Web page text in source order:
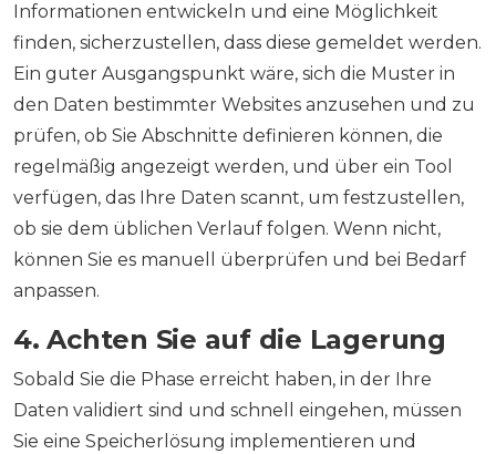
Informationen entwickeln und eine Möglichkeit
finden, sicherzustellen, dass diese gemeldet werden.
Ein guter Ausgangspunkt wäre, sich die Muster in
den Daten bestimmter Websites anzusehen und zu
prüfen, ob Sie Abschnitte definieren können, die
regelmäßig angezeigt werden, und über ein Tool
verfügen, das Ihre Daten scannt, um festzustellen,
ob sie dem üblichen Verlauf folgen. Wenn nicht,
können Sie es manuell überprüfen und bei Bedarf
anpassen.
4. Achten Sie auf die Lagerung
Sobald Sie die Phase erreicht haben, in der Ihre
Daten validiert sind und schnell eingehen, müssen
Sie eine Speicherlösung implementieren und